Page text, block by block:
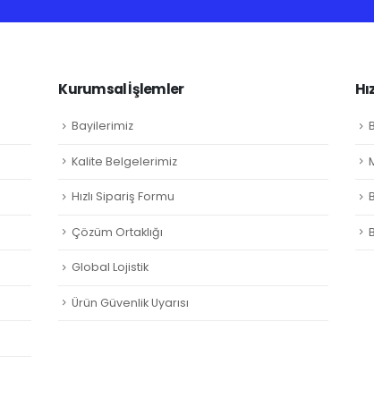
Kurumsal İşlemler
Bayilerimiz
Kalite Belgelerimiz
Hızlı Sipariş Formu
Çözüm Ortaklığı
Global Lojistik
Ürün Güvenlik Uyarısı